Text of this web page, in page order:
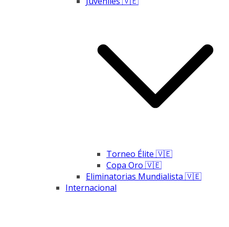
Torneo Élite 🇻🇪
Copa Oro 🇻🇪
Eliminatorias Mundialista 🇻🇪
Internacional